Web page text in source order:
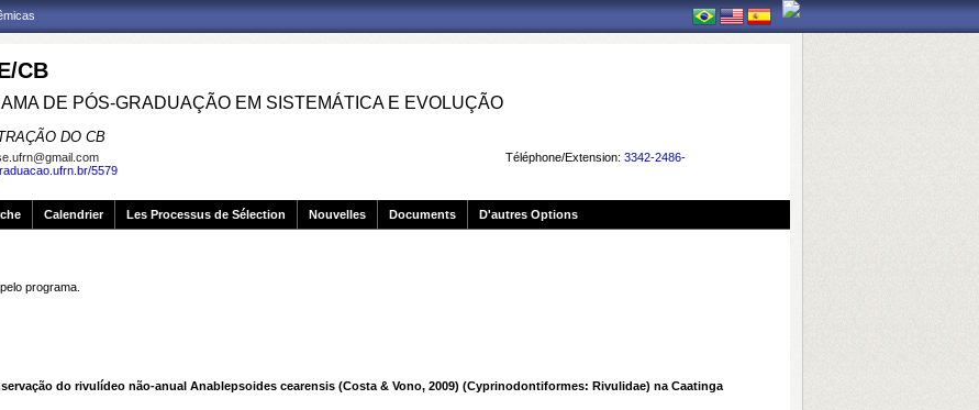
CB
DE PÓS-GRADUAÇÃO EM SISTEMÁTICA E EVOLUÇÃO
DO CB
Téléphone/Extension: 3342-2486-
5579
Calendrier Les Processus de Sélection Nouvelles Documents D'autres Options
programa.
do rivulídeo não-anual Anablepsoides cearensis (Costa & Vono, 2009) (Cyprinodontiformes: Rivulidae) na Caatinga